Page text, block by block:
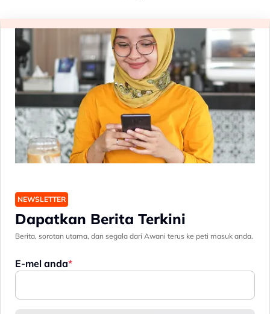
NEWSLETTER
Dapatkan Berita Terkini
Berita, sorotan utama, dan segala dari Awani terus ke peti masuk anda.
E-mel anda